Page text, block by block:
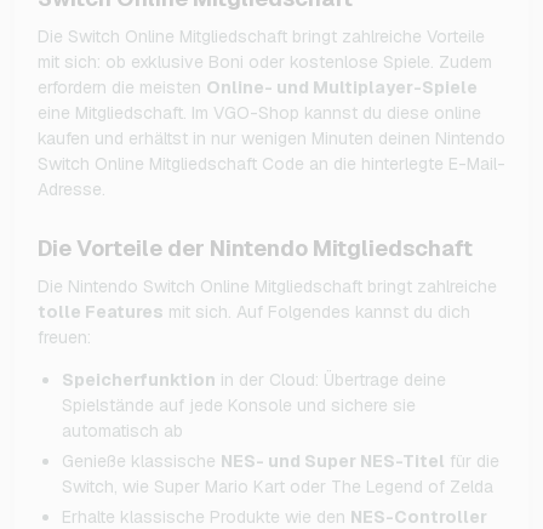
Die Switch Online Mitgliedschaft bringt zahlreiche Vorteile
mit sich: ob exklusive Boni oder kostenlose Spiele. Zudem
erfordern die meisten Online- und Multiplayer-Spiele
eine Mitgliedschaft. Im VGO-Shop kannst du diese online
kaufen und erhältst in nur wenigen Minuten deinen Nintendo
Switch Online Mitgliedschaft Code an die hinterlegte E-Mail-
Adresse.
Die Vorteile der Nintendo Mitgliedschaft
Die Nintendo Switch Online Mitgliedschaft bringt zahlreiche
tolle Features mit sich. Auf Folgendes kannst du dich
freuen:
Speicherfunktion in der Cloud: Übertrage deine
Spielstände auf jede Konsole und sichere sie
automatisch ab
Genieße klassische NES- und Super NES-Titel für die
Switch, wie Super Mario Kart oder The Legend of Zelda
Erhalte klassische Produkte wie den NES-Controller